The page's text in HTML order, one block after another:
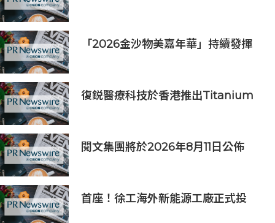
「2026金沙物美嘉年華」持續發揮
復鋭醫療科技於香港推出Titanium
閱文集團將於2026年8月11日公佈
首座！徐工海外新能源工廠正式投